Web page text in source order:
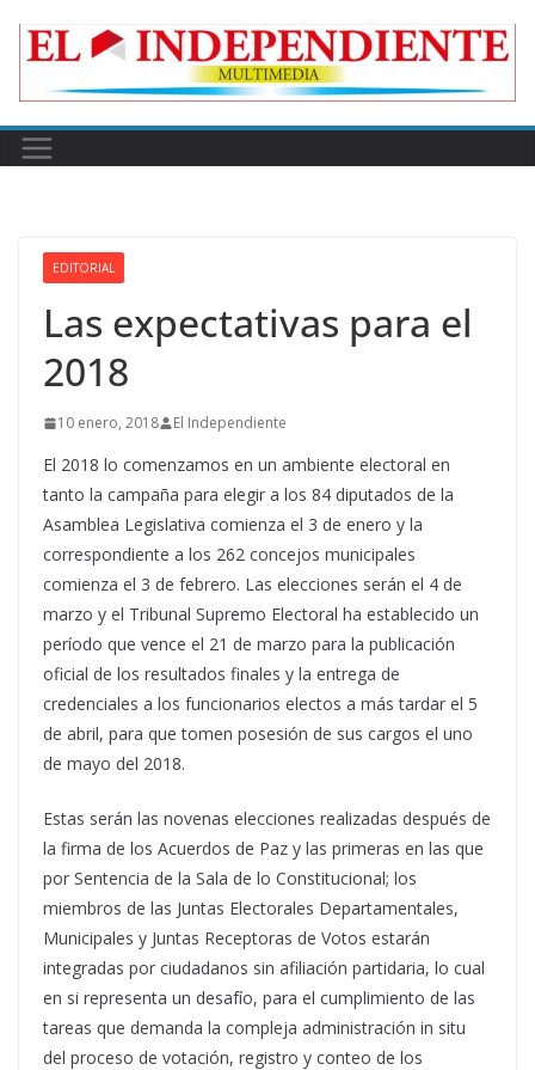
EDITORIAL
Las expectativas para el
2018
10 enero, 2018 El Independiente
El 2018 lo comenzamos en un ambiente electoral en
tanto la campaña para elegir a los 84 diputados de la
Asamblea Legislativa comienza el 3 de enero y la
correspondiente a los 262 concejos municipales
comienza el 3 de febrero. Las elecciones serán el 4 de
marzo y el Tribunal Supremo Electoral ha establecido un
período que vence el 21 de marzo para la publicación
oficial de los resultados finales y la entrega de
credenciales a los funcionarios electos a más tardar el 5
de abril, para que tomen posesión de sus cargos el uno
de mayo del 2018.
Estas serán las novenas elecciones realizadas después de
la firma de los Acuerdos de Paz y las primeras en las que
por Sentencia de la Sala de lo Constitucional; los
miembros de las Juntas Electorales Departamentales,
Municipales y Juntas Receptoras de Votos estarán
integradas por ciudadanos sin afiliación partidaria, lo cual
en si representa un desafío, para el cumplimiento de las
tareas que demanda la compleja administración in situ
del proceso de votación, registro y conteo de los